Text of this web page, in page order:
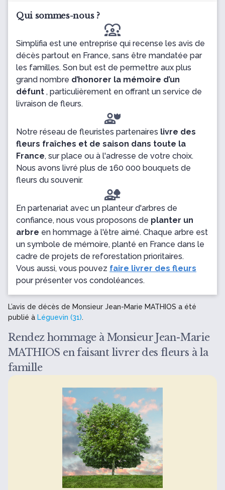
Qui sommes-nous ?
diversity_1
Simplifia est une entreprise qui recense les avis de
décès partout en France, sans être mandatée par
les familles. Son but est de permettre aux plus
grand nombre d’honorer la mémoire d’un
défunt , particulièrement en offrant un service de
livraison de fleurs.
Notre réseau de fleuristes partenaires livre des
fleurs fraîches et de saison dans toute la
France, sur place ou à l'adresse de votre choix.
Nous avons livré plus de 160 000 bouquets de
fleurs du souvenir.
En partenariat avec un planteur d'arbres de
confiance, nous vous proposons de planter un
arbre en hommage à l'être aimé. Chaque arbre est
un symbole de mémoire, planté en France dans le
cadre de projets de reforestation prioritaires.
Vous aussi, vous pouvez faire livrer des fleurs
pour présenter vos condoléances.
L’avis de décès de Monsieur Jean-Marie MATHIOS a été
publié à Léguevin (31).
Rendez hommage à Monsieur Jean-Marie
MATHIOS en faisant livrer des fleurs à la
famille